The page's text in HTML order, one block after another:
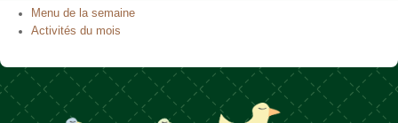
Menu de la semaine
Activités du mois